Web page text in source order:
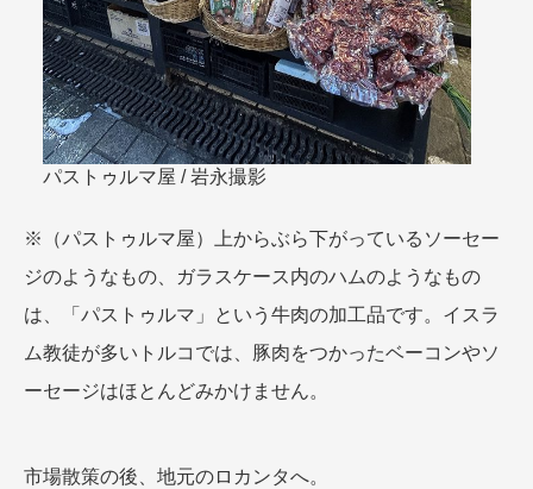
パストゥルマ屋 / 岩永撮影
※（パストゥルマ屋）上からぶら下がっているソーセー
ジのようなもの、ガラスケース内のハムのようなもの
は、「パストゥルマ」という牛肉の加工品です。イスラ
ム教徒が多いトルコでは、豚肉をつかったベーコンやソ
ーセージはほとんどみかけません。
市場散策の後、地元のロカンタへ。